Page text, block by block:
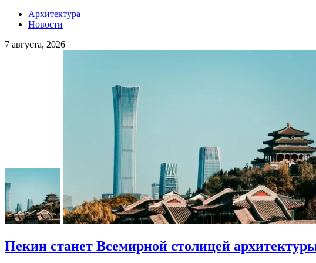
Архитектура
Новости
7 августа, 2026
Пекин станет Всемирной столицей